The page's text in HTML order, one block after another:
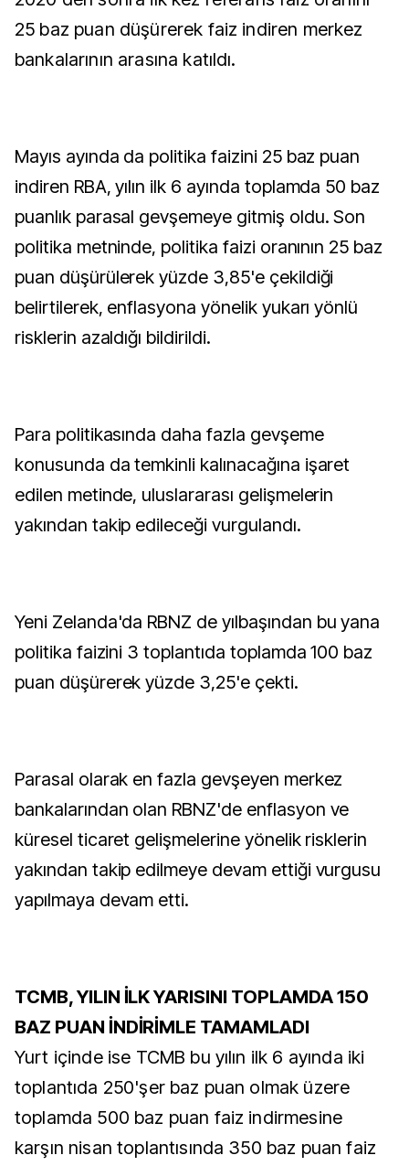
25 baz puan düşürerek faiz indiren merkez
bankalarının arasına katıldı.
Mayıs ayında da politika faizini 25 baz puan
indiren RBA, yılın ilk 6 ayında toplamda 50 baz
puanlık parasal gevşemeye gitmiş oldu. Son
politika metninde, politika faizi oranının 25 baz
puan düşürülerek yüzde 3,85'e çekildiği
belirtilerek, enflasyona yönelik yukarı yönlü
risklerin azaldığı bildirildi.
Para politikasında daha fazla gevşeme
konusunda da temkinli kalınacağına işaret
edilen metinde, uluslararası gelişmelerin
yakından takip edileceği vurgulandı.
Yeni Zelanda'da RBNZ de yılbaşından bu yana
politika faizini 3 toplantıda toplamda 100 baz
puan düşürerek yüzde 3,25'e çekti.
Parasal olarak en fazla gevşeyen merkez
bankalarından olan RBNZ'de enflasyon ve
küresel ticaret gelişmelerine yönelik risklerin
yakından takip edilmeye devam ettiği vurgusu
yapılmaya devam etti.
TCMB, YILIN İLK YARISINI TOPLAMDA 150
BAZ PUAN İNDİRİMLE TAMAMLADI
Yurt içinde ise TCMB bu yılın ilk 6 ayında iki
toplantıda 250'şer baz puan olmak üzere
toplamda 500 baz puan faiz indirmesine
karşın nisan toplantısında 350 baz puan faiz